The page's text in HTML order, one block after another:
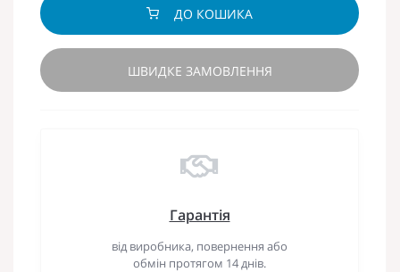
ДО КОШИКА
ШВИДКЕ ЗАМОВЛЕННЯ
Гарантія
від виробника, повернення або
обмін протягом 14 днів.